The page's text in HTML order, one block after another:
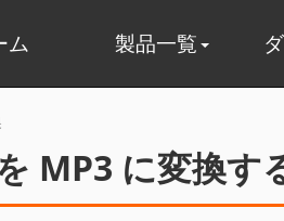
ム 製品一覧
MP3 に変換す